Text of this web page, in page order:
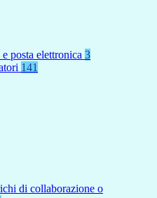
posta elettronica 3
141
di collaborazione o